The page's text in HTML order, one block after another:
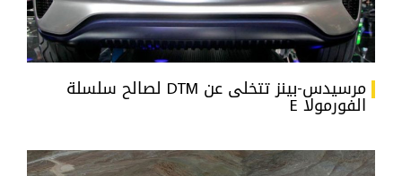
مرسيدس-بينز تتخلى عن DTM لصالح سلسلة
الفورمولا E